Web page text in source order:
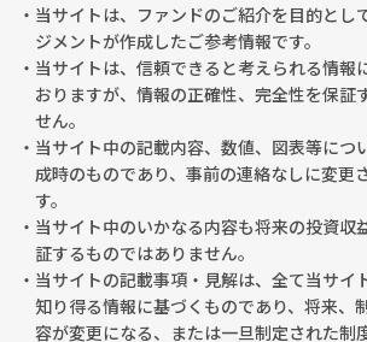
・当サイトは、ファンドのご紹介を目的とし
ジメントが作成したご参考情報です。
・当サイトは、信頼できると考えられる情報
おりますが、情報の正確性、完全性を保証
せん。
・当サイト中の記載内容、数値、図表等につ
成時のものであり、事前の連絡なしに変更
す。
・当サイト中のいかなる内容も将来の投資収
証するものではありません。
・当サイトの記載事項・見解は、全て当サイ
知り得る情報に基づくものであり、将来、
容が変更になる、または一旦制定された制